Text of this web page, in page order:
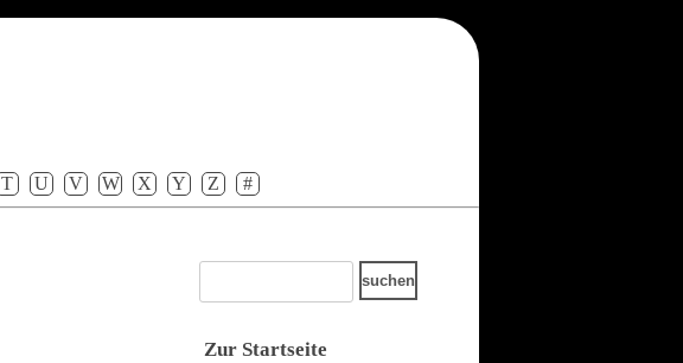
T U V W X Y Z #
Zur Startseite